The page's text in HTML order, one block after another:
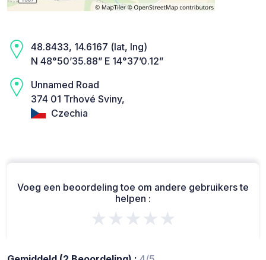
48.8433, 14.6167 (lat, lng)
N 48°50’35.88” E 14°37’0.12”
Unnamed Road
374 01 Trhové Sviny,
Czechia
Voeg een beoordeling toe om andere gebruikers te
helpen :
★★★★★